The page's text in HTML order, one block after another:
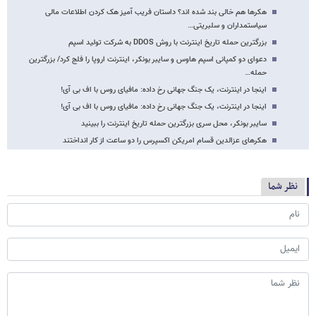
هکرها هم خالی بند شده اند؟ داستان فریب آمیز هک کردن اطلاعات مالی
سیاستمداران و سلبریتی…
بزرگترین حمله تاریخ اینترنت با روش DDOS به شرکت تولید اسپم
دعوای دو کمپانی اسپم هاوس و سایبر بونکر، اینترنت اروپا را فلج کرد/ بزرگترین
حمله…
اینجا در اینترنت، یک جنگ جهانی رخ داده: مافیای روس با اف بی آی!
اینجا در اینترنت، یک جنگ جهانی رخ داده: مافیای روس با اف بی آی!
سایبر بونکر، محل سری بزرگترین حمله تاریخ اینترنت را ببینید
هکرهای عزالدین قسام امریکن اکسپرس را دو ساعت از کار انداختند
نظر شما